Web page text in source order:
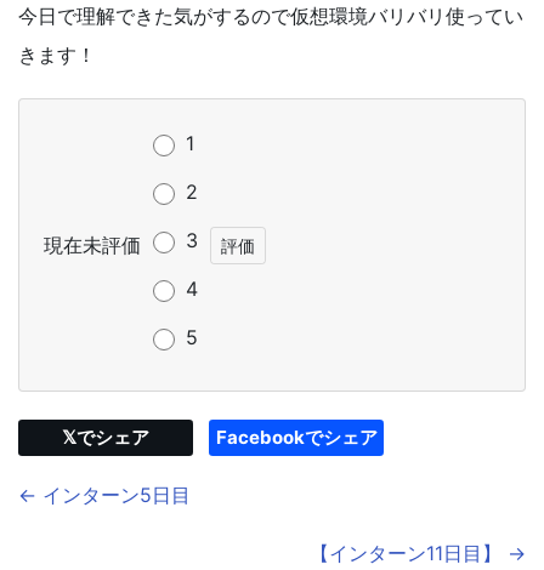
今日で理解できた気がするので仮想環境バリバリ使ってい
きます！
現在未評価
1
2
3
4
5
𝕏でシェア Facebookでシェア
← インターン5日目
【インターン11日目】 →